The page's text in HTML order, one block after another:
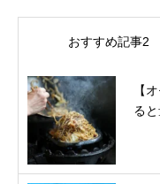
おすすめ記事2
【
ると